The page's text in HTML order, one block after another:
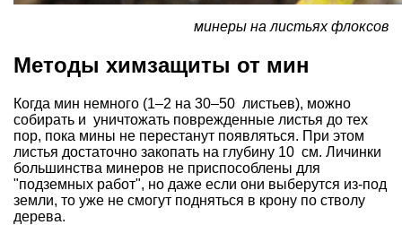
минеры на листьях флоксов
Методы химзащиты от мин
Когда мин немного (1–2 на 30–50 листьев), можно
собирать и уничтожать поврежденные листья до тех
пор, пока мины не перестанут появляться. При этом
листья достаточно закопать на глубину 10 см. Личинки
большинства минеров не приспособлены для
"подземных работ", но даже если они выберутся из-под
земли, то уже не смогут подняться в крону по стволу
дерева.